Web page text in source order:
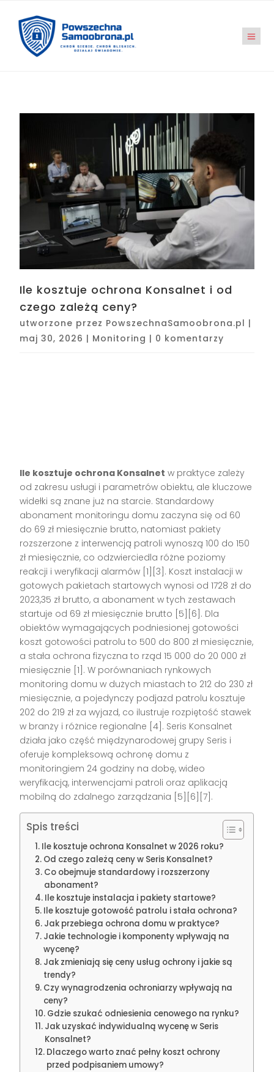
Ile kosztuje ochrona Konsalnet i od
czego zależą ceny?
utworzone przez PowszechnaSamoobrona.pl |
maj 30, 2026 | Monitoring | 0 komentarzy
Ile kosztuje ochrona Konsalnet w praktyce zależy
od zakresu usługi i parametrów obiektu, ale kluczowe
widełki są znane już na starcie. Standardowy
abonament monitoringu domu zaczyna się od 60
do 69 zł miesięcznie brutto, natomiast pakiety
rozszerzone z interwencją patroli wynoszą 100 do 150
zł miesięcznie, co odzwierciedla różne poziomy
reakcji i weryfikacji alarmów [1][3]. Koszt instalacji w
gotowych pakietach startowych wynosi od 1728 zł do
2023,35 zł brutto, a abonament w tych zestawach
startuje od 69 zł miesięcznie brutto [5][6]. Dla
obiektów wymagających podniesionej gotowości
koszt gotowości patrolu to 500 do 800 zł miesięcznie,
a stała ochrona fizyczna to rząd 15 000 do 20 000 zł
miesięcznie [1]. W porównaniach rynkowych
monitoring domu w dużych miastach to 212 do 230 zł
miesięcznie, a pojedynczy podjazd patrolu kosztuje
202 do 219 zł za wyjazd, co ilustruje rozpiętość stawek
w branży i różnice regionalne [4]. Seris Konsalnet
działa jako część międzynarodowej grupy Seris i
oferuje kompleksową ochronę domu z
monitoringiem 24 godziny na dobę, wideo
weryfikacją, interwencjami patroli oraz aplikacją
mobilną do zdalnego zarządzania [5][6][7].
Spis treści
Ile kosztuje ochrona Konsalnet w 2026 roku?
Od czego zależą ceny w Seris Konsalnet?
Co obejmuje standardowy i rozszerzony
abonament?
Ile kosztuje instalacja i pakiety startowe?
Ile kosztuje gotowość patrolu i stała ochrona?
Jak przebiega ochrona domu w praktyce?
Jakie technologie i komponenty wpływają na
wycenę?
Jak zmieniają się ceny usług ochrony i jakie są
trendy?
Czy wynagrodzenia ochroniarzy wpływają na
ceny?
Gdzie szukać odniesienia cenowego na rynku?
Jak uzyskać indywidualną wycenę w Seris
Konsalnet?
Dlaczego warto znać pełny koszt ochrony
przed podpisaniem umowy?